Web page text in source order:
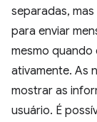
separadas,
para enviar
mesmo quando
ativamente. As
mostrar as
usuário. É